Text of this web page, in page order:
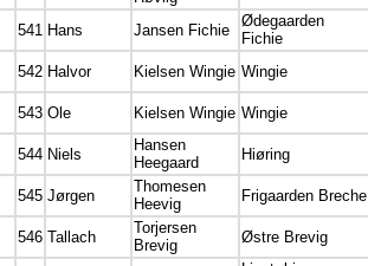
541 Hans Jansen Fichie
Ødegaarden
Fichie
542 Halvor Kielsen Wingie Wingie
543 Ole Kielsen Wingie Wingie
544 Niels
Hansen
Heegaard
Hiøring
545 Jørgen
Thomesen
Heevig
Frigaarden Breche
546 Tallach
Torjersen
Brevig
Østre Brevig